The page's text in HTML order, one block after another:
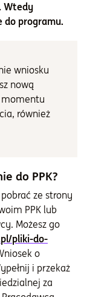
Wtedy
do programu.
wniosku
nową
momentu
również
do PPK?
ze strony
PPK lub
Możesz go
pliki-do-
o
i przekaż
za